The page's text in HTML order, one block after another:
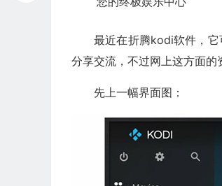
最近在折腾kodi软件，
分享交流，不过网上这方面的
先上一幅界面图：